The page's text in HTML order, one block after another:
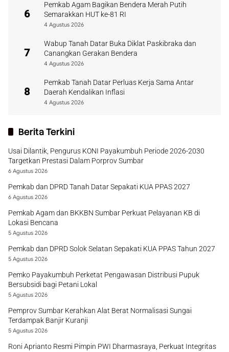
6
Pemkab Agam Bagikan Bendera Merah Putih
Semarakkan HUT ke-81 RI
4 Agustus 2026
7
Wabup Tanah Datar Buka Diklat Paskibraka dan
Canangkan Gerakan Bendera
4 Agustus 2026
8
Pemkab Tanah Datar Perluas Kerja Sama Antar
Daerah Kendalikan Inflasi
4 Agustus 2026
Berita Terkini
Usai Dilantik, Pengurus KONI Payakumbuh Periode 2026-2030
Targetkan Prestasi Dalam Porprov Sumbar
6 Agustus 2026
Pemkab dan DPRD Tanah Datar Sepakati KUA PPAS 2027
6 Agustus 2026
Pemkab Agam dan BKKBN Sumbar Perkuat Pelayanan KB di
Lokasi Bencana
5 Agustus 2026
Pemkab dan DPRD Solok Selatan Sepakati KUA PPAS Tahun 2027
5 Agustus 2026
Pemko Payakumbuh Perketat Pengawasan Distribusi Pupuk
Bersubsidi bagi Petani Lokal
5 Agustus 2026
Pemprov Sumbar Kerahkan Alat Berat Normalisasi Sungai
Terdampak Banjir Kuranji
5 Agustus 2026
Roni Aprianto Resmi Pimpin PWI Dharmasraya, Perkuat Integritas